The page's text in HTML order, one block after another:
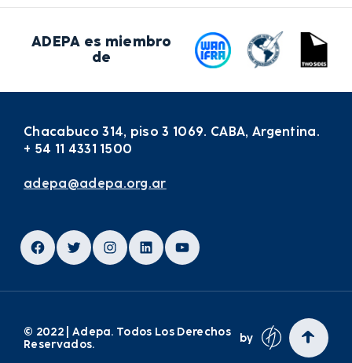
ADEPA es miembro
de
Chacabuco 314, piso 3 1069. CABA, Argentina.
+ 54 11 4331 1500
adepa@adepa.org.ar
Facebook
TwitterInstagram
LinkedInYouTube
© 2022 | Adepa. Todos Los Derechos
Reservados.
by